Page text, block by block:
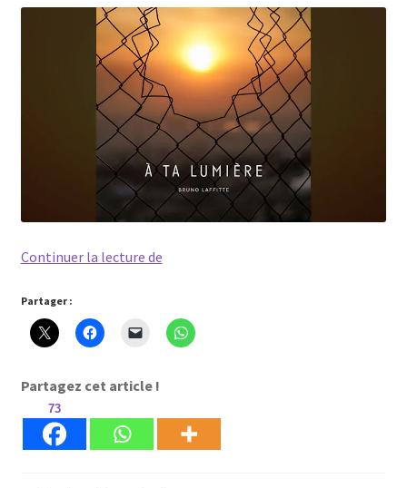
Continuer la lecture deA
–
L’album
message.
Partager :
Partagez cet article !
73